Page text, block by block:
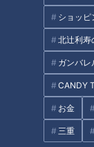
ショッピ
北辻利寿
ガンバレ
CANDY
お金
三重
によって、ホル
世界各国で原油
ら作られるナフ
ぼし始めていま
ナフサはパッケ
食料品の値上げ